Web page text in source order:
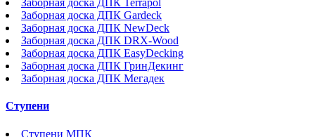
Заборная доска ДПК Terrapol
Заборная доска ДПК Gardeck
Заборная доска ДПК NewDeck
Заборная доска ДПК DRX-Wood
Заборная доска ДПК EasyDecking
Заборная доска ДПК ГринДекинг
Заборная доска ДПК Мегадек
Ступени
Ступени МПК